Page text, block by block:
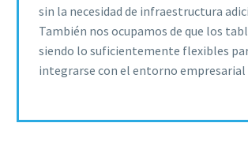
sin la necesidad de infraestructura
También nos ocupamos de que los
siendo lo suficientemente flexibles
integrarse con el entorno empresarial